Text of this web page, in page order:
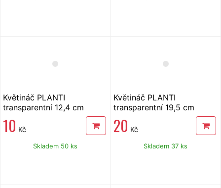
Květináč PLANTI
transparentní 12,4 cm
10 Kč
Skladem 50 ks
Květináč PLANTI
transparentní 19,5 cm
20 Kč
Skladem 37 ks